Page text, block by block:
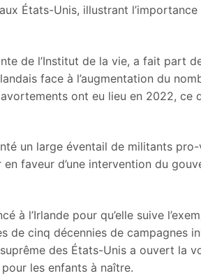
États-Unis, illustrant
de l’Institut de la vie, a fait part
face à l’augmentation du
ont eu lieu en 2022, ce
un large éventail de militants
faveur d’une intervention du
à l’Irlande pour qu’elle suive
de cinq décennies de campagnes
des États-Unis a ouvert la
les enfants à naître.